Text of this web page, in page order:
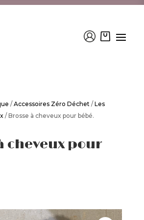
/ Accessoires Zéro Déchet/ Les
/ Brosse à cheveux pour bébé.
cheveux pour